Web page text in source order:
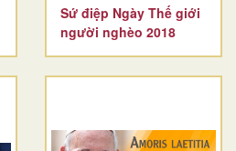
Sứ điệp Ngày Thế giới
người nghèo 2018